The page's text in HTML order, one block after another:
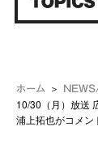
ホーム
10/30（月）放送
浦上拓也がコメン